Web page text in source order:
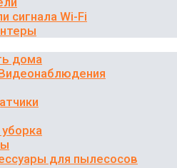
сигнала Wi-Fi
дома
для пылесосов